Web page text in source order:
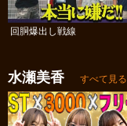
回胴爆出し戦線
水瀬美香 すべて見る